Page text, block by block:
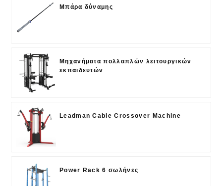
Μπάρα δύναμης
Μηχανήματα πολλαπλών λειτουργικών
εκπαιδευτών
Leadman Cable Crossover Machine
Power Rack 6 σωλήνες